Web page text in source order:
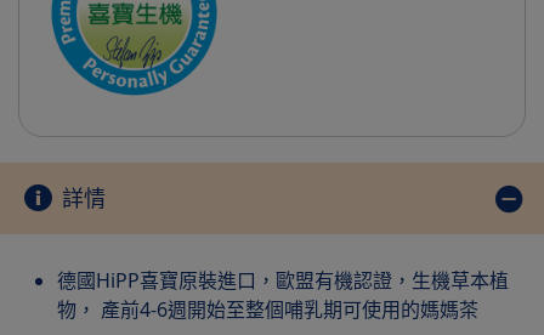
詳情
德國HiPP喜寶原裝進口，歐盟有機認證，生機草本植
物， 產前4-6週開始至整個哺乳期可使用的媽媽茶